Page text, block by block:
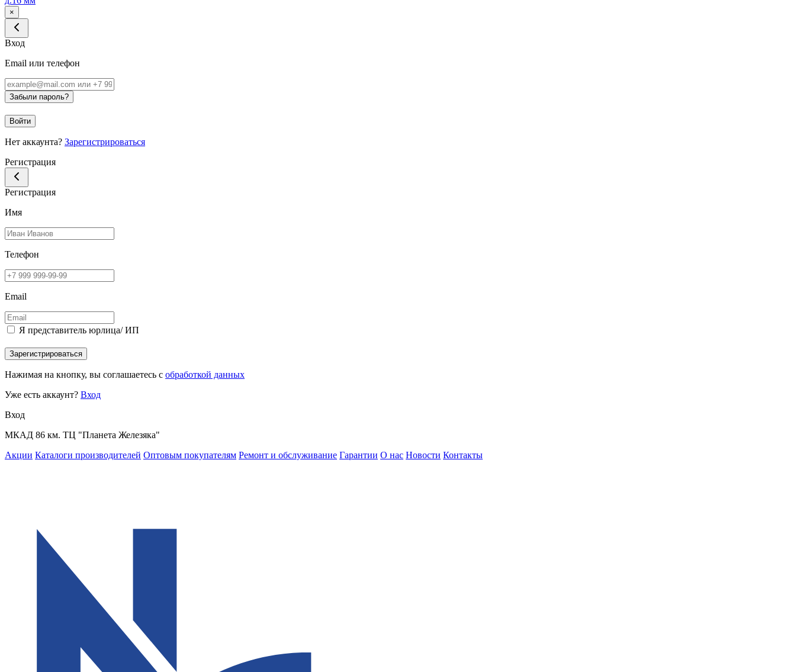
×
Вход
Email или телефон
Забыли пароль?
Войти
Нет аккаунта? Зарегистрироваться
Регистрация
Регистрация
Имя
Телефон
Email
Я представитель юрлица/ ИП
Зарегистрироваться
Нажимая на кнопку, вы соглашаетесь с обработкой данных
Уже есть аккаунт? Вход
Вход
МКАД 86 км. ТЦ "Планета Железяка"
Акции Каталоги производителей Оптовым покупателям Ремонт и обслуживание Гарантии О нас Новости Контакты